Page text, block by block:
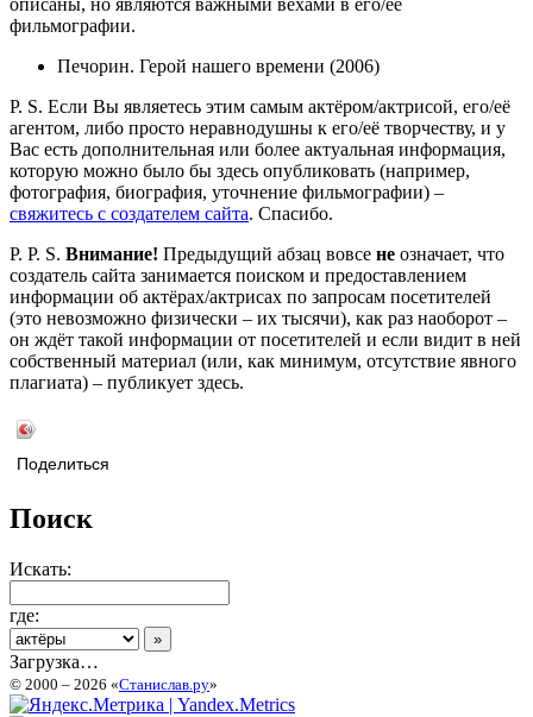
описаны, но являются важными вехами в его/её
фильмографии.
Печорин. Герой нашего времени (2006)
P. S. Если Вы являетесь этим самым актёром/актрисой, его/её
агентом, либо просто неравнодушны к его/её творчеству, и у
Вас есть дополнительная или более актуальная информация,
которую можно было бы здесь опубликовать (например,
фотография, биография, уточнение фильмографии) –
свяжитесь с создателем сайта. Спасибо.
P. P. S. Внимание! Предыдущий абзац вовсе не означает, что
создатель сайта занимается поиском и предоставлением
информации об актёрах/актрисах по запросам посетителей
(это невозможно физически – их тысячи), как раз наоборот –
он ждёт такой информации от посетителей и если видит в ней
собственный материал (или, как минимум, отсутствие явного
плагиата) – публикует здесь.
Поделиться
Поиск
Искать:
где:
Загрузка…
© 2000 – 2026 «Станислав.ру»